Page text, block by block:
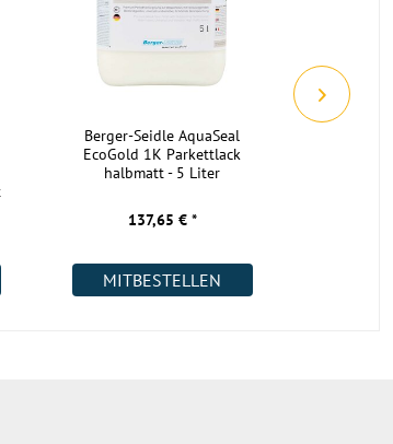
keine Nachlieferung nach
möglich
h bei Raumtemperatur in
Verpackung
Räuchereiche
Berger-Seidle AquaSeal
EcoGold 1K Parkettlack
halbmatt - 5 Liter
137,65 € *
MITBESTELLEN